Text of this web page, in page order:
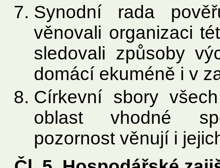
Synodní rada
věnovali organizaci
sledovali způsoby
domácí ekuméně i v
Církevní sbory
oblast vhodné
pozornost věnují i